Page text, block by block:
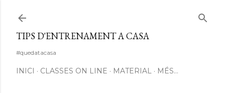
TIPS D'ENTRENAMENT A CASA
#quedatacasa
INICI CLASSES ON LINE MATERIAL MÉS…